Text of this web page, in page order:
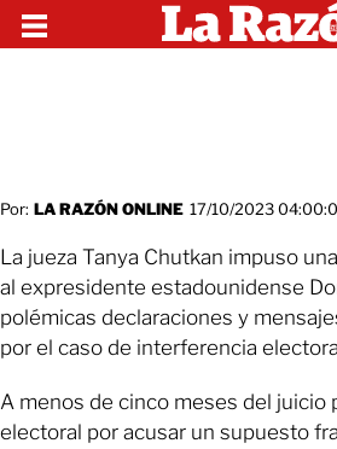
Por: LA RAZÓN ONLINE 17/10/2023
La jueza Tanya Chutkan impuso
al expresidente estadounidense
polémicas declaraciones y
por el caso de interferencia
A menos de cinco meses del juicio
electoral por acusar un supuesto